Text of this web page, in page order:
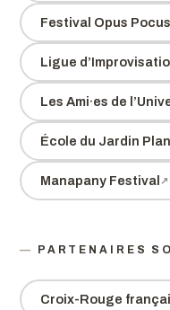
Festival Opus Pocus
Ligue
Les Ami·es de
École du Jardin
Manapany Festival
PARTENAIRES
Croix-Rouge